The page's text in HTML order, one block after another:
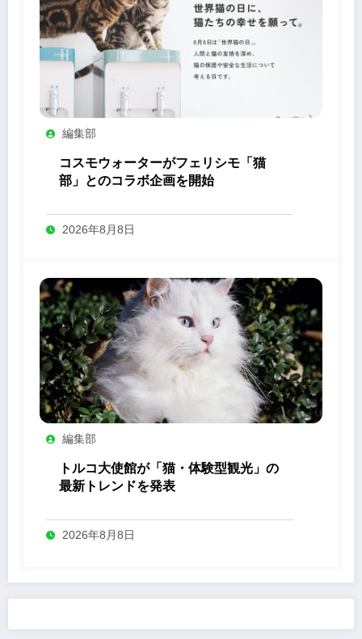
編集部
コスモウォーターがフェリシモ「猫
部」とのコラボ企画を開始
2026年8月8日
編集部
トルコ大使館が「猫・体験型観光」の
最新トレンドを発表
2026年8月8日